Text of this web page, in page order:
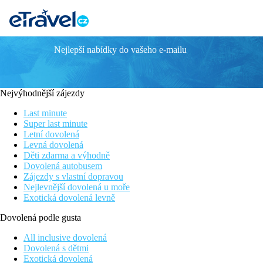
Sugar Beach Mauritius
SPA centrum
U 1,5 km dlouhé bílé písčité pláže
Mnoho sportovních aktivit zdarma
Poloha
Resort se nachází přímo na západním pobřeží Mauricia, v
oceán. Letiště je vzdáleno cca 47 km od hotelu
Vybavení
vstupní hala s recepcí, 258 pokojů a suit, 3 restaurace (z toho 1
SPA, Wifi zdarma.
Pokoje
Dvoulůžkový pokoj, Deluxe, Výhled moře:
Nejlepší nabídky do vašeho e-mailu
Nejvýhodnější zájezdy
Last minute
Super last minute
Letní dovolená
Levná dovolená
Děti zdarma a výhodně
Dovolená autobusem
Zájezdy s vlastní dopravou
Nejlevnější dovolená u moře
Exotická dovolená levně
Dovolená podle gusta
All inclusive dovolená
Dovolená s dětmi
Exotická dovolená